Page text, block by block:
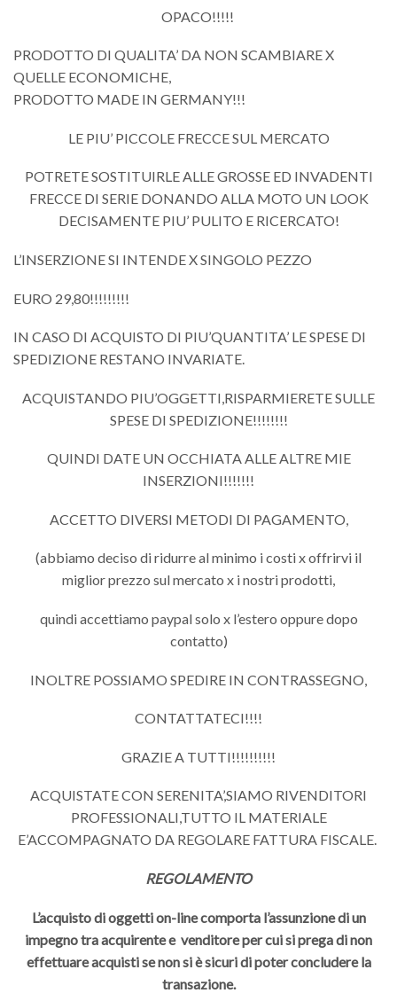
OPACO!!!!!
PRODOTTO DI QUALITA’ DA NON SCAMBIARE X
QUELLE ECONOMICHE,
PRODOTTO MADE IN GERMANY!!!
LE PIU’ PICCOLE FRECCE SUL MERCATO
POTRETE SOSTITUIRLE ALLE GROSSE ED INVADENTI
FRECCE DI SERIE DONANDO ALLA MOTO UN LOOK
DECISAMENTE PIU’ PULITO E RICERCATO!
L’INSERZIONE SI INTENDE X SINGOLO PEZZO
EURO 29,80!!!!!!!!!
IN CASO DI ACQUISTO DI PIU’QUANTITA’ LE SPESE DI
SPEDIZIONE RESTANO INVARIATE.
ACQUISTANDO PIU’OGGETTI,RISPARMIERETE SULLE
SPESE DI SPEDIZIONE!!!!!!!!
QUINDI DATE UN OCCHIATA ALLE ALTRE MIE
INSERZIONI!!!!!!!
ACCETTO DIVERSI METODI DI PAGAMENTO,
(abbiamo deciso di ridurre al minimo i costi x offrirvi il
miglior prezzo sul mercato x i nostri prodotti,
quindi accettiamo paypal solo x l’estero oppure dopo
contatto)
INOLTRE POSSIAMO SPEDIRE IN CONTRASSEGNO,
CONTATTATECI!!!!
GRAZIE A TUTTI!!!!!!!!!!
ACQUISTATE CON SERENITA’,SIAMO RIVENDITORI
PROFESSIONALI,TUTTO IL MATERIALE
E’ACCOMPAGNATO DA REGOLARE FATTURA FISCALE.
REGOLAMENTO
L’acquisto di oggetti on-line comporta l’assunzione di un
impegno tra acquirente e venditore per cui si prega di non
effettuare acquisti se non si è sicuri di poter concludere la
transazione.